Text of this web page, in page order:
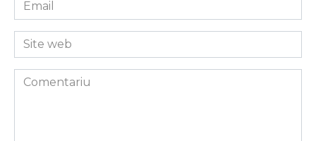
*
Site
web
Comentariu